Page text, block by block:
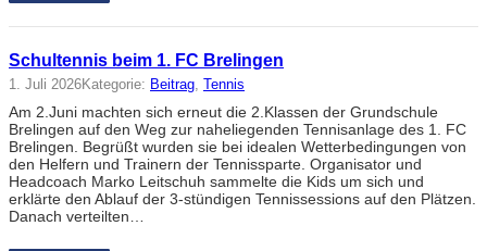
Schultennis beim 1. FC Brelingen
1. Juli 2026Kategorie: Beitrag Tennis
Am 2.Juni machten sich erneut die 2.Klassen der Grundschule
Brelingen auf den Weg zur naheliegenden Tennisanlage des 1. FC
Brelingen. Begrüßt wurden sie bei idealen Wetterbedingungen von
den Helfern und Trainern der Tennissparte. Organisator und
Headcoach Marko Leitschuh sammelte die Kids um sich und
erklärte den Ablauf der 3-stündigen Tennissessions auf den Plätzen.
Danach verteilten…